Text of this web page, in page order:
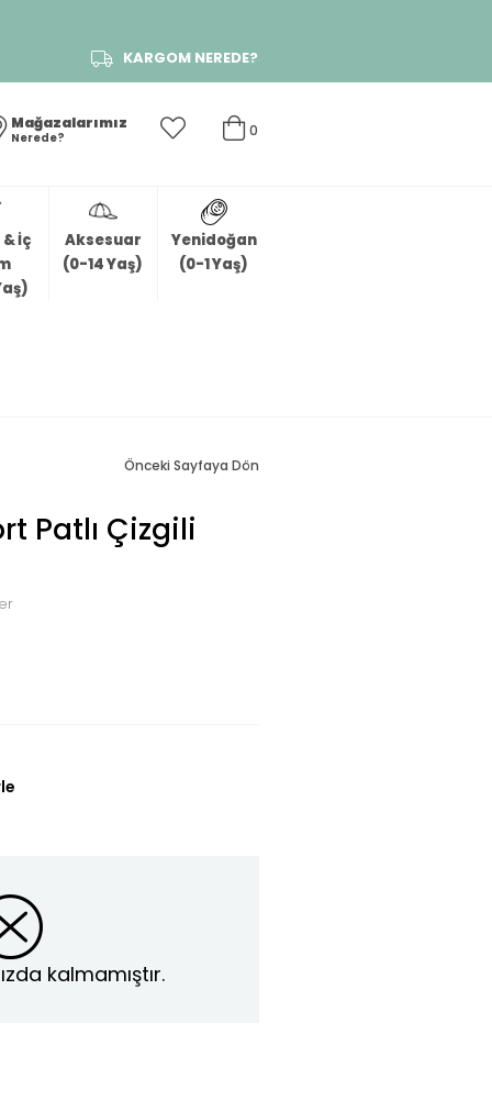
KARGOM NEREDE?
0
Mağazalarımız
Nerede?
İç
Aksesuar
(0-14 Yaş)
Yenidoğan
(0-1 Yaş)
Önceki Sayfaya Dön
Patlı Çizgili
kalmamıştır.